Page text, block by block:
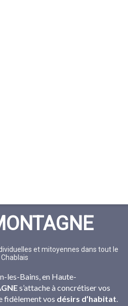
et mitoyennes dans tout le
Chablais
les-Bains, en Haute-
s’attache à concrétiser vos
fidèlement vos désirs d’habitat.